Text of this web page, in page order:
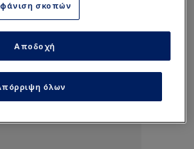
σκοπών
όλων
Αποδοχή